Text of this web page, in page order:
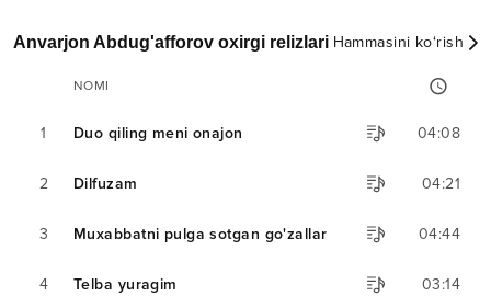
Anvarjon Abdug'afforov oxirgi relizlari Hammasini ko‘rish
NOMI
1 Duo qiling meni onajon 04:08
2 Dilfuzam 04:21
3 Muxabbatni pulga sotgan go'zallar 04:44
4 Telba yuragim 03:14